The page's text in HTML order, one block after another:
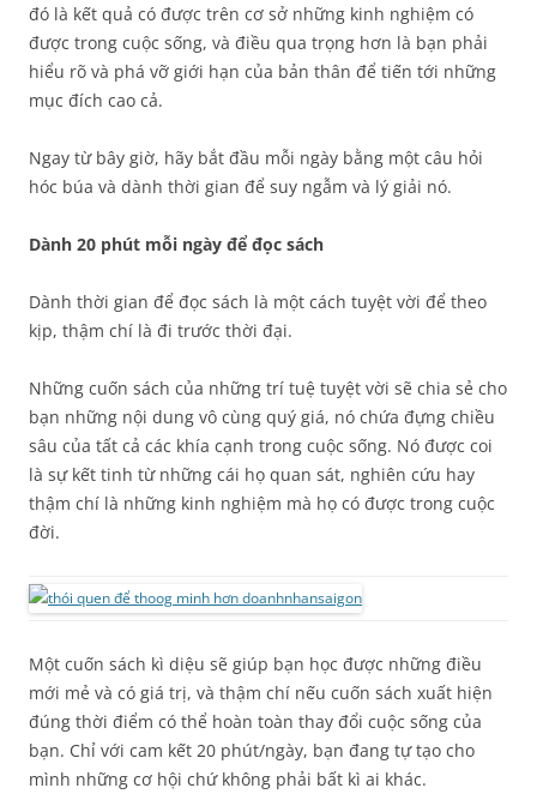
đó là kết quả có được trên cơ sở những kinh nghiệm có
được trong cuộc sống, và điều qua trọng hơn là bạn phải
hiểu rõ và phá vỡ giới hạn của bản thân để tiến tới những
mục đích cao cả.
Ngay từ bây giờ, hãy bắt đầu mỗi ngày bằng một câu hỏi
hóc búa và dành thời gian để suy ngẫm và lý giải nó.
Dành 20 phút mỗi ngày để đọc sách
Dành thời gian để đọc sách là một cách tuyệt vời để theo
kịp, thậm chí là đi trước thời đại.
Những cuốn sách của những trí tuệ tuyệt vời sẽ chia sẻ cho
bạn những nội dung vô cùng quý giá, nó chứa đựng chiều
sâu của tất cả các khía cạnh trong cuộc sống. Nó được coi
là sự kết tinh từ những cái họ quan sát, nghiên cứu hay
thậm chí là những kinh nghiệm mà họ có được trong cuộc
đời.
Một cuốn sách kì diệu sẽ giúp bạn học được những điều
mới mẻ và có giá trị, và thậm chí nếu cuốn sách xuất hiện
đúng thời điểm có thể hoàn toàn thay đổi cuộc sống của
bạn. Chỉ với cam kết 20 phút/ngày, bạn đang tự tạo cho
mình những cơ hội chứ không phải bất kì ai khác.